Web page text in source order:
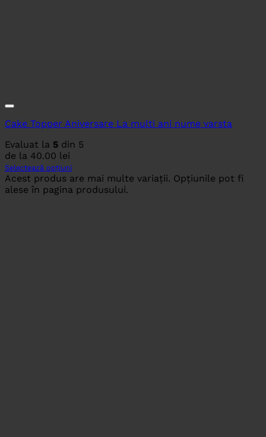
Cake Topper Aniversare La multi ani nume varsta
Evaluat la 5 din 5
de la 40.00 lei
Selectează opțiuni
Acest produs are mai multe variații. Opțiunile pot fi
alese în pagina produsului.